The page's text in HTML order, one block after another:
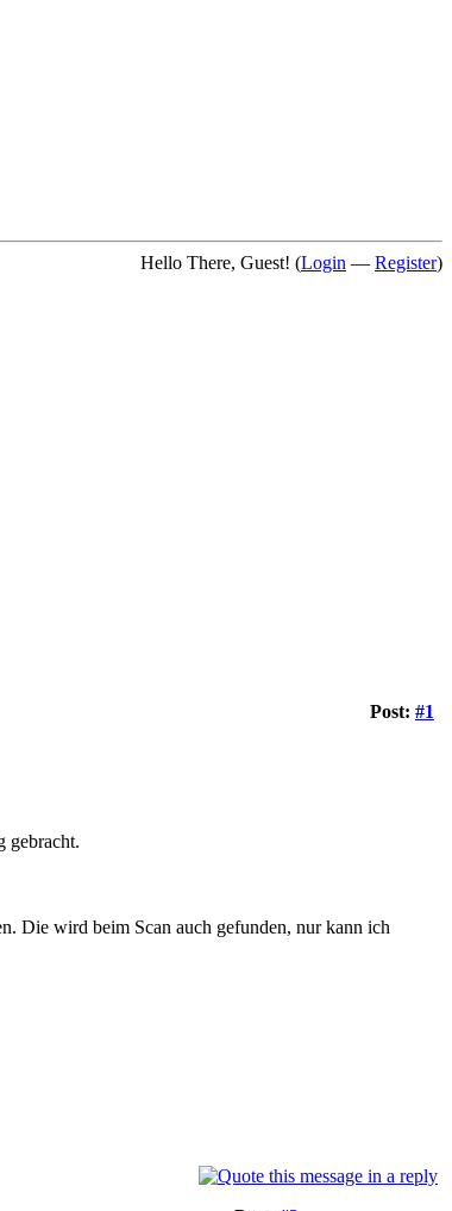
Hello There, Guest! (Login — Register)
Post: #1
gebracht.
Die wird beim Scan auch gefunden, nur kann ich